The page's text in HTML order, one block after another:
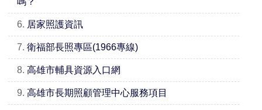
6. 居家照護資訊
7. 衛福部長照專區(1966專線)
8. 高雄市輔具資源入口網
9. 高雄市長期照顧管理中心服務項目